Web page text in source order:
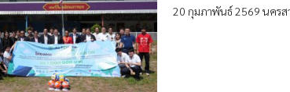
20 กุมภาพันธ์ 2569 นครส